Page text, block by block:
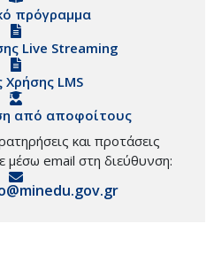
πρόγραμμα
Live Streaming
Χρήσης LMS
από αποφοίτους
και προτάσεις
μέσω email στη διεύθυνση: